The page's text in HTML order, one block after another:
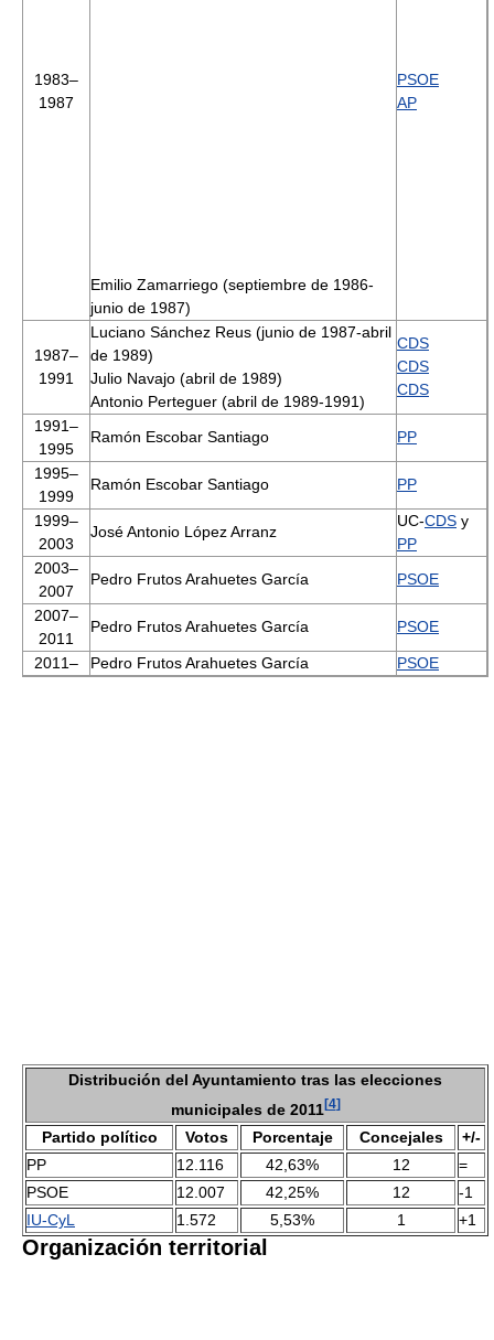
1983–
1987
Emilio Zamarriego (septiembre de 1986-
junio de 1987)
PSOE
AP
1987–
1991
Luciano Sánchez Reus (junio de 1987-abril
de 1989)
Julio Navajo (abril de 1989)
Antonio Perteguer (abril de 1989-1991)
CDS
CDS
CDS
1991–
1995
Ramón Escobar Santiago PP
1995–
1999
Ramón Escobar Santiago PP
1999–
2003
José Antonio López Arranz
UC-CDS y
PP
2003–
2007
Pedro Frutos Arahuetes García PSOE
2007–
2011
Pedro Frutos Arahuetes García PSOE
2011– Pedro Frutos Arahuetes García PSOE
Distribución del Ayuntamiento tras las elecciones
municipales de 2011[4]
Partido político Votos Porcentaje Concejales
+/-
PP
12.116 42,63% 12
=
PSOE
12.007 42,25% 12
-1
IU-CyL
1.572 5,53% 1 +1
Organización territorial